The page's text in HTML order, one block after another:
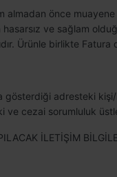
almadan önce
hasarsız ve sağlam
Ürünle birlikte Fatura
gösterdiği adresteki
ve cezai sorumluluk
İLETİŞİM